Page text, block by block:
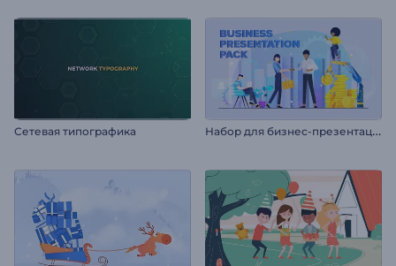
Сетевая типографика Н
абор для бизнес-презентации